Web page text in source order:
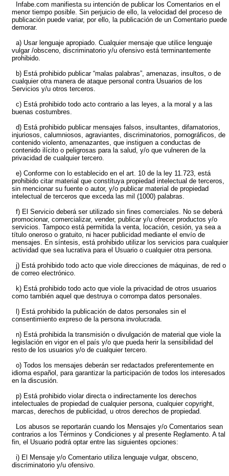
Infabe.com manifiesta su intención de publicar los Comentarios en el
menor tiempo posible. Sin perjuicio de ello, la velocidad del proceso de
publicación puede variar, por ello, la publicación de un Comentario puede
demorar.
a) Usar lenguaje apropiado. Cualquier mensaje que utilice lenguaje
vulgar /obsceno, discriminatorio y/u ofensivo está terminantemente
prohibido.
b) Está prohibido publicar “malas palabras”, amenazas, insultos, o de
cualquier otra manera de ataque personal contra Usuarios de los
Servicios y/u otros terceros.
c) Está prohibido todo acto contrario a las leyes, a la moral y a las
buenas costumbres.
d) Está prohibido publicar mensajes falsos, insultantes, difamatorios,
injuriosos, calumniosos, agraviantes, discriminatorios, pornográficos, de
contenido violento, amenazantes, que instiguen a conductas de
contenido ilícito o peligrosas para la salud, y/o que vulneren de la
privacidad de cualquier tercero.
e) Conforme con lo establecido en el art. 10 de la ley 11.723, está
prohibido citar material que constituya propiedad intelectual de terceros,
sin mencionar su fuente o autor, y/o publicar material de propiedad
intelectual de terceros que exceda las mil (1000) palabras.
f) El Servicio deberá ser utilizado sin fines comerciales. No se deberá
promocionar, comercializar, vender, publicar y/u ofrecer productos y/o
servicios. Tampoco está permitida la venta, locación, cesión, ya sea a
título oneroso o gratuito, ni hacer publicidad mediante el envío de
mensajes. En síntesis, está prohibido utilizar los servicios para cualquier
actividad que sea lucrativa para el Usuario o cualquier otra persona.
j) Está prohibido todo acto que viole direcciones de máquinas, de red o
de correo electrónico.
k) Está prohibido todo acto que viole la privacidad de otros usuarios
como también aquel que destruya o corrompa datos personales.
l) Está prohibido la publicación de datos personales sin el
consentimiento expreso de la persona involucrada.
n) Está prohibida la transmisión o divulgación de material que viole la
legislación en vigor en el país y/o que pueda herir la sensibilidad del
resto de los usuarios y/o de cualquier tercero.
o) Todos los mensajes deberán ser redactados preferentemente en
idioma español, para garantizar la participación de todos los interesados
en la discusión.
p) Está prohibido violar directa o indirectamente los derechos
intelectuales de propiedad de cualquier persona, cualquier copyright,
marcas, derechos de publicidad, u otros derechos de propiedad.
Los abusos se reportarán cuando los Mensajes y/o Comentarios sean
contrarios a los Términos y Condiciones y al presente Reglamento. A tal
fin, el Usuario podrá optar entre las siguientes opciones:
i) El Mensaje y/o Comentario utiliza lenguaje vulgar, obsceno,
discriminatorio y/u ofensivo.